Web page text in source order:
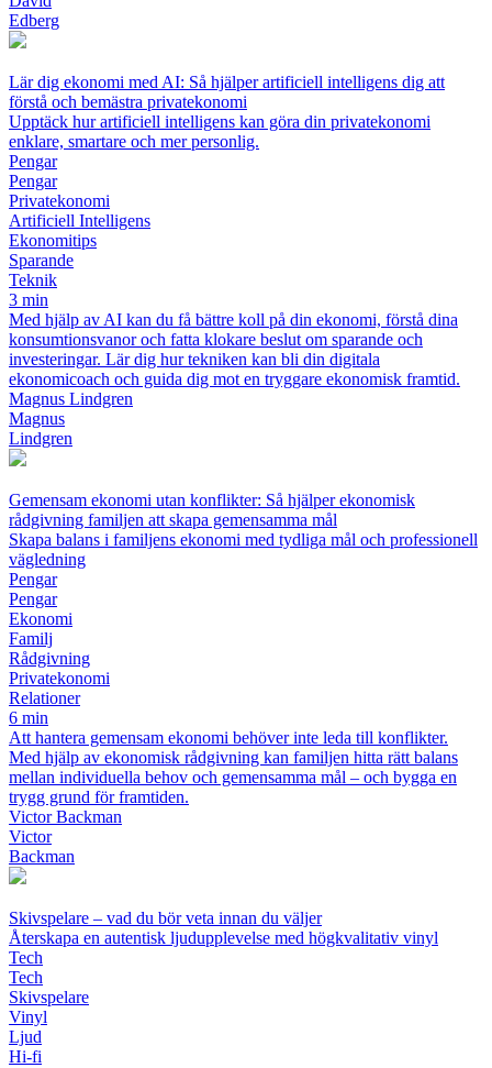
Edberg
Lär dig ekonomi med AI: Så hjälper artificiell intelligens dig att
förstå och bemästra privatekonomi
Upptäck hur artificiell intelligens kan göra din privatekonomi
enklare, smartare och mer personlig.
Pengar
Pengar
Privatekonomi
Artificiell Intelligens
Ekonomitips
Sparande
Teknik
3 min
Med hjälp av AI kan du få bättre koll på din ekonomi, förstå dina
konsumtionsvanor och fatta klokare beslut om sparande och
investeringar. Lär dig hur tekniken kan bli din digitala
ekonomicoach och guida dig mot en tryggare ekonomisk framtid.
Magnus Lindgren
Magnus
Lindgren
Gemensam ekonomi utan konflikter: Så hjälper ekonomisk
rådgivning familjen att skapa gemensamma mål
Skapa balans i familjens ekonomi med tydliga mål och professionell
vägledning
Pengar
Pengar
Ekonomi
Familj
Rådgivning
Privatekonomi
Relationer
6 min
Att hantera gemensam ekonomi behöver inte leda till konflikter.
Med hjälp av ekonomisk rådgivning kan familjen hitta rätt balans
mellan individuella behov och gemensamma mål – och bygga en
trygg grund för framtiden.
Victor Backman
Victor
Backman
Skivspelare – vad du bör veta innan du väljer
Återskapa en autentisk ljudupplevelse med högkvalitativ vinyl
Tech
Tech
Skivspelare
Vinyl
Ljud
Hi-fi